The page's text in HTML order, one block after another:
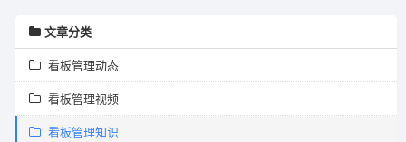
文章分类
看板管理动态
看板管理视频
看板管理知识